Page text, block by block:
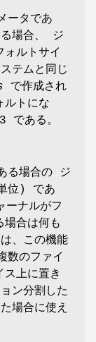
ータであ
場合、 ジ
ルトサイ
テムと同じ
で作成され
ルトにな
である。
る場合の ジ
位) であ
ナルがフ
場合は何も
、この機能
数のファイ
ス上に置き
ン分割した
場合に使え